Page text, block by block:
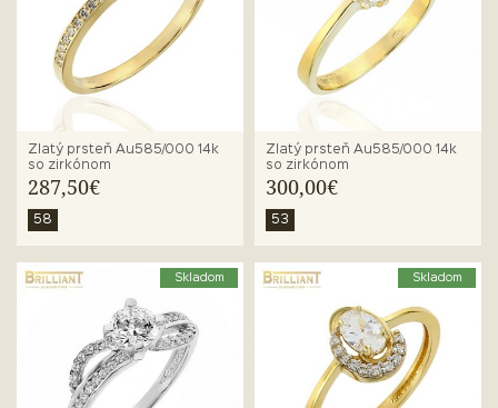
Zlatý prsteň Au585/000 14k
so zirkónom
287,50€
58
Zlatý prsteň Au585/000 14k
so zirkónom
300,00€
53
Skladom Skladom